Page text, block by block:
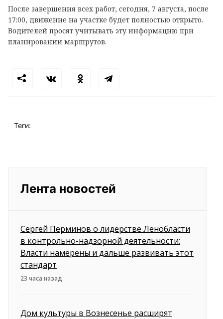
После завершения всех работ, сегодня, 7 августа, после
17:00, движение на участке будет полностью открыто.
Водителей просят учитывать эту информацию при
планировании маршрутов.
Теги:
Лента новостей
Сергей Перминов о лидерстве Ленобласти
в контрольно-надзорной деятельности:
Власти намерены и дальше развивать этот
стандарт
23 часа назад
Дом культуры в Вознесенье расширят